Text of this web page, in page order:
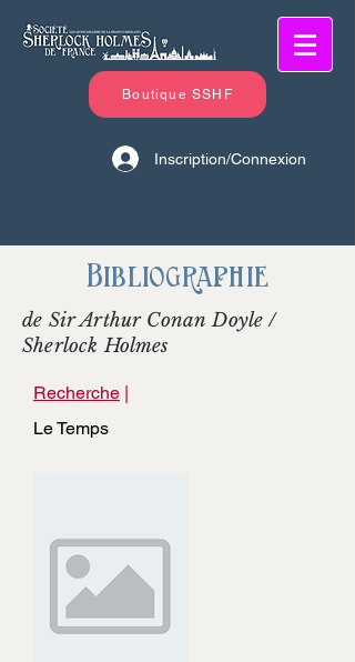
Boutique SSHF
Inscription/Connexion
Bibliographie
de Sir Arthur Conan Doyle /
Sherlock Holmes
Recherche |
Le Temps